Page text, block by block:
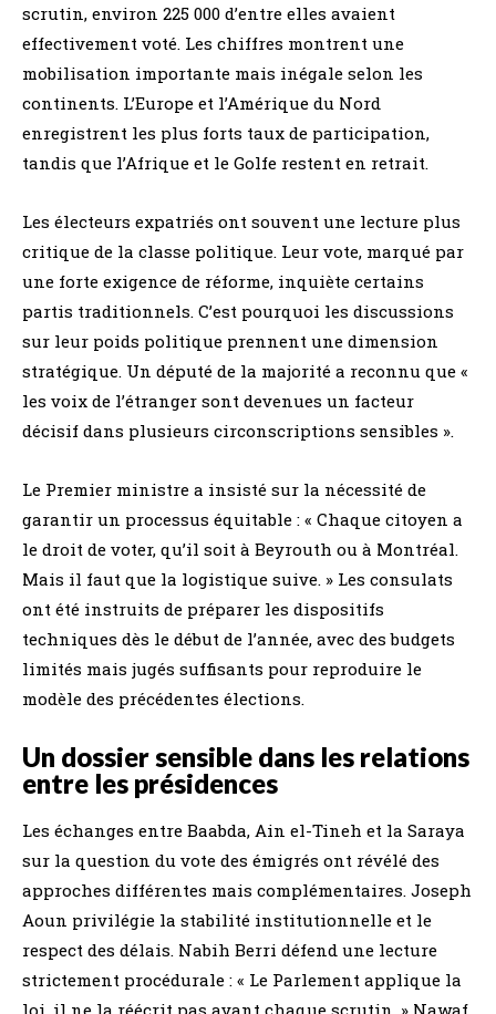
scrutin, environ 225 000 d’entre elles avaient
effectivement voté. Les chiffres montrent une
mobilisation importante mais inégale selon les
continents. L’Europe et l’Amérique du Nord
enregistrent les plus forts taux de participation,
tandis que l’Afrique et le Golfe restent en retrait.
Les électeurs expatriés ont souvent une lecture plus
critique de la classe politique. Leur vote, marqué par
une forte exigence de réforme, inquiète certains
partis traditionnels. C’est pourquoi les discussions
sur leur poids politique prennent une dimension
stratégique. Un député de la majorité a reconnu que «
les voix de l’étranger sont devenues un facteur
décisif dans plusieurs circonscriptions sensibles ».
Le Premier ministre a insisté sur la nécessité de
garantir un processus équitable : « Chaque citoyen a
le droit de voter, qu’il soit à Beyrouth ou à Montréal.
Mais il faut que la logistique suive. » Les consulats
ont été instruits de préparer les dispositifs
techniques dès le début de l’année, avec des budgets
limités mais jugés suffisants pour reproduire le
modèle des précédentes élections.
Un dossier sensible dans les relations
entre les présidences
Les échanges entre Baabda, Ain el-Tineh et la Saraya
sur la question du vote des émigrés ont révélé des
approches différentes mais complémentaires. Joseph
Aoun privilégie la stabilité institutionnelle et le
respect des délais. Nabih Berri défend une lecture
strictement procédurale : « Le Parlement applique la
loi, il ne la réécrit pas avant chaque scrutin. » Nawaf